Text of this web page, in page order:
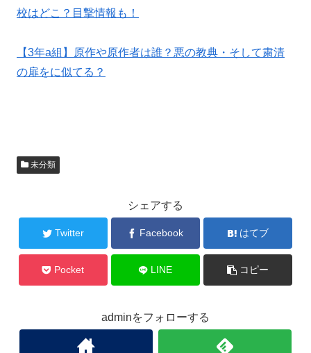
校はどこ？目撃情報も！
【3年a組】原作や原作者は誰？悪の教典・そして粛清
の扉をに似てる？
未分類
シェアする
Twitter Facebook はてブ
Pocket LINE コピー
adminをフォローする